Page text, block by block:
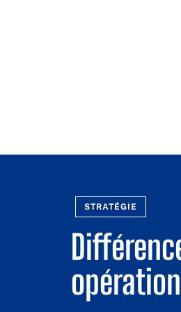
STRATÉGIE